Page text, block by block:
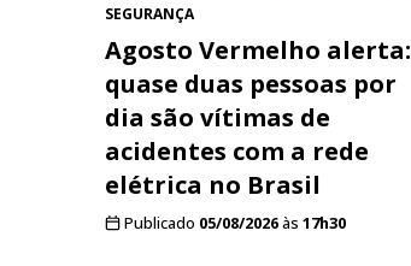
SEGURANÇA
Agosto Vermelho alerta:
quase duas pessoas por
dia são vítimas de
acidentes com a rede
elétrica no Brasil
Publicado 05/08/2026às 17h30